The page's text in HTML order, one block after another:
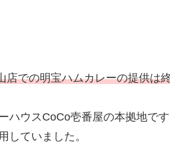
での明宝ハムカレーの提供は
ハウスCoCo壱番屋の本拠地で
していました。